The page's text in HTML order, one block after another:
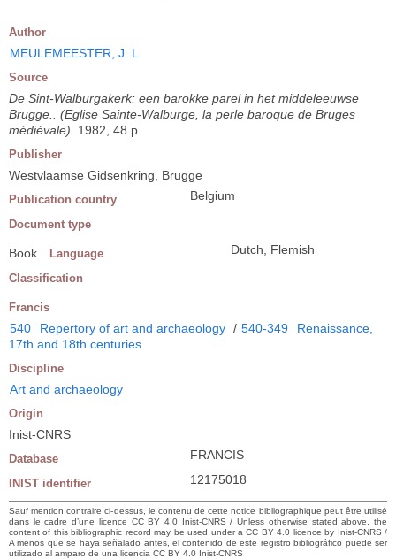
Author
MEULEMEESTER, J. L
Source
De Sint-Walburgakerk: een barokke parel in het middeleeuwse
Brugge.. (Eglise Sainte-Walburge, la perle baroque de Bruges
médiévale) . 1982, 48 p.
Publisher
Westvlaamse Gidsenkring, Brugge
Publication country Belgium
Document type
Book Language Dutch, Flemish
Classification
Francis
540 Repertory of art and archaeology / 540-349
Renaissance,
17th and 18th centuries
Discipline
Art and archaeology
Origin
Inist-CNRS
Database FRANCIS
INIST identifier 12175018
Sauf mention contraire ci-dessus, le contenu de cette notice bibliographique peut être utilisé
dans le cadre d’une licence CC BY 4.0 Inist-CNRS / Unless otherwise stated above, the
content of this bibliographic record may be used under a CC BY 4.0 licence by Inist-CNRS /
A menos que se haya señalado antes, el contenido de este registro bibliográfico puede ser
utilizado al amparo de una licencia CC BY 4.0 Inist-CNRS